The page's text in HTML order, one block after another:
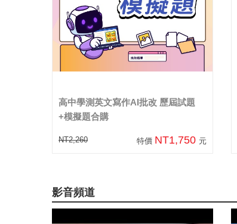
高中學測英文寫作AI批改 歷屆試題
+模擬題合購
NT2,260 特價 NT1,750 元
影音頻道